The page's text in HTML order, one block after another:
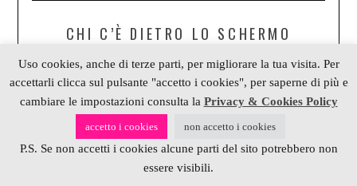
CHI C’È DIETRO LO SCHERMO
Alessia scrap & craft è un progetto di
Alessia Gribaudi,
autrice, blogger, crochet designer e
Scrivimi su:
Uso cookies, anche di terze parti, per migliorare la tua visita. Per
accettarli clicca sul pulsante "accetto i cookies", per saperne di più e
cambiare le impostazioni consulta la Privacy & Cookies Policy
accetto i cookies non accetto i cookies
P.S. Se non accetti i cookies alcune parti del sito potrebbero non
essere visibili.